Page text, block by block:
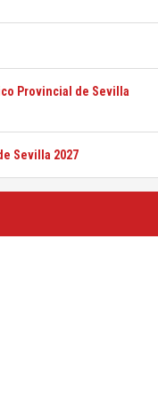
Provincial de Sevilla
Sevilla 2027